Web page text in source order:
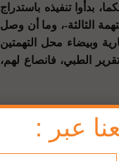
بدأوا تنفيذه باستدراج
فيما بينه والمتهمة الثالثة-، وما أن وصل
وبيضاء محل التهمتين
الطبي، فانصاع لهم،
عبر :